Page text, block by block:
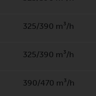
325/390 m³/h
325/390 m³/h
390/470 m³/h